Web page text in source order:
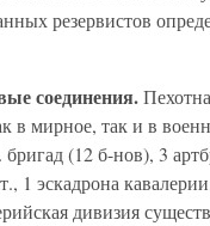
резервистов
соединения.
в мирное, так и в
бригад (12 б-нов), 3
1 эскадрона
дивизия